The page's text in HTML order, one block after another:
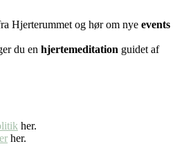
Hjerterummet og hør om nye events
du en hjertemeditation guidet af
her.
her.